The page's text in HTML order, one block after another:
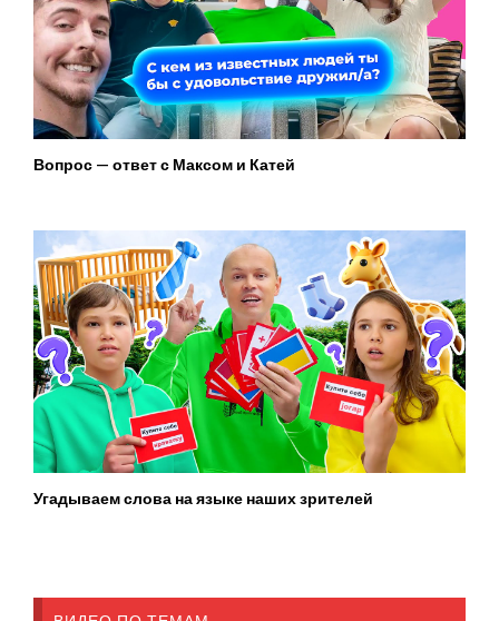
Вопрос — ответ с Максом и Катей
Угадываем слова на языке наших зрителей